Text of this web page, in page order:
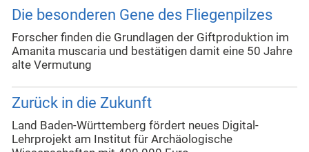
Die besonderen Gene des Fliegenpilzes
Forscher finden die Grundlagen der Giftproduktion im
Amanita muscaria und bestätigen damit eine 50 Jahre
alte Vermutung
Zurück in die Zukunft
Land Baden-Württemberg fördert neues Digital-
Lehrprojekt am Institut für Archäologische